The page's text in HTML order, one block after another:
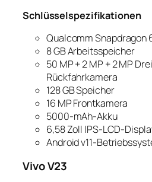
Schlüsselspezifikationen
Qualcomm Snapdragon
8 GB Arbeitsspeicher
50 MP + 2 MP + 2 MP
Rückfahrkamera
128 GB Speicher
16 MP Frontkamera
5000-mAh-Akku
6,58 Zoll IPS-LCD-
Android v11-
Vivo V23